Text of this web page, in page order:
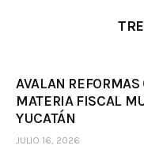
AVALAN
MATERIA FISCAL
YUCATÁN
JULIO 16, 2026